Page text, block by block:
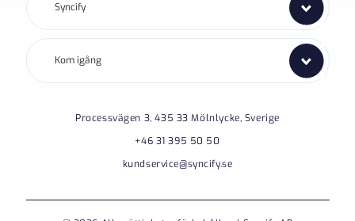
Syncify
Kom igång
Processvägen 3, 435 33 Mölnlycke, Sverige
+46 31 395 50 50
kundservice@syncify.se